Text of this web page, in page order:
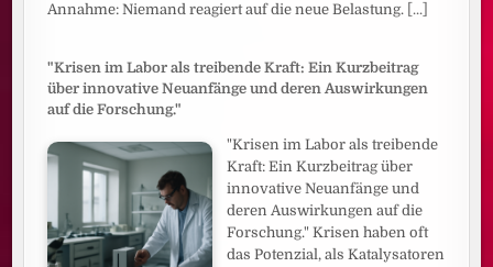
Annahme: Niemand reagiert auf die neue Belastung. [...]
"Krisen im Labor als treibende Kraft: Ein Kurzbeitrag
über innovative Neuanfänge und deren Auswirkungen
auf die Forschung."
"Krisen im Labor als treibende
Kraft: Ein Kurzbeitrag über
innovative Neuanfänge und
deren Auswirkungen auf die
Forschung." Krisen haben oft
das Potenzial, als Katalysatoren